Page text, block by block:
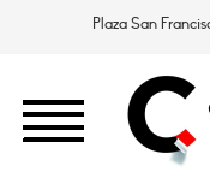
Plaza San